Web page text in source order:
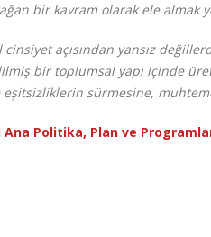
bir kavram olarak ele almak
açısından yansız
bir toplumsal yapı içinde
sürmesine,
Politika, Plan ve